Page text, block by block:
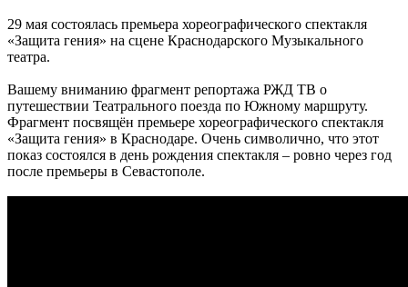
29 мая состоялась премьера хореографического спектакля
«Защита гения» на сцене Краснодарского Музыкального
театра.
Вашему вниманию фрагмент репортажа РЖД ТВ о
путешествии Театрального поезда по Южному маршруту.
Фрагмент посвящён премьере хореографического спектакля
«Защита гения» в Краснодаре. Очень символично, что этот
показ состоялся в день рождения спектакля – ровно через год
после премьеры в Севастополе.